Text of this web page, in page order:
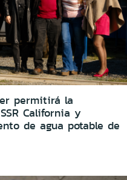
permitirá la
California y
de agua potable de